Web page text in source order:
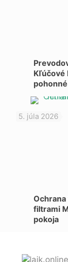
Kľúčové
5. júla 2026
filtrami
pokoja